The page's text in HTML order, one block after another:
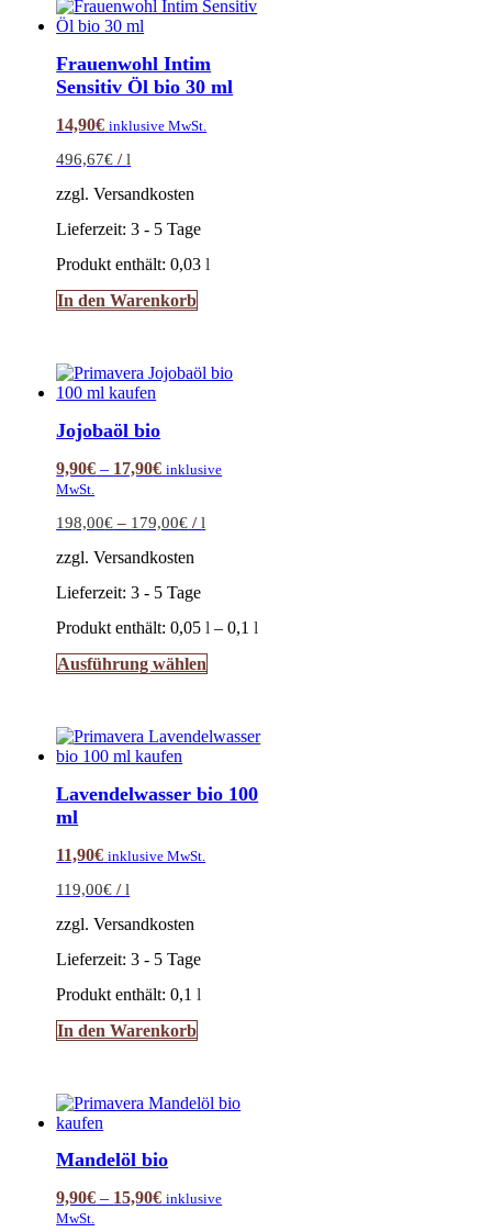
Frauenwohl Intim
Sensitiv Öl bio 30 ml
14,90€ inklusive MwSt.
496,67€ /l
zzgl. Versandkosten
Lieferzeit:3 - 5 Tage
Produkt enthält: 0,03l
In den Warenkorb
Jojobaöl bio
9,90€ – 17,90€ inklusive
MwSt.
198,00€ – 179,00€ /l
zzgl. Versandkosten
Lieferzeit:3 - 5 Tage
Produkt enthält: 0,05l – 0,1l
Ausführung wählen
Varianten
Optionen
Lavendelwasser bio 100
ml
11,90€ inklusive MwSt.
119,00€ /l
zzgl. Versandkosten
Lieferzeit:3 - 5 Tage
Produkt enthält: 0,1l
In den Warenkorb
Mandelöl bio
9,90€ – 15,90€ inklusive
MwSt.